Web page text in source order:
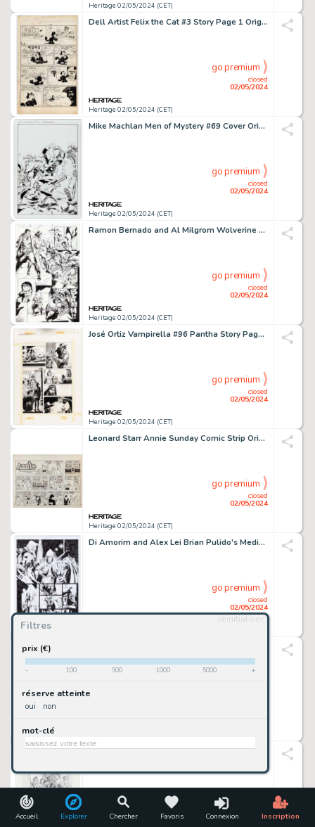
Accueil Explorer Chercher Favoris Connexion Inscription
Filtres
réinitialiser
prix (€)
- 100 500 1000 5000 +
réserve atteinte
oui non
mot-clé
Heritage 02/05/2024 (CET)
Dell Artist Felix the Cat #3 Story Page 1 Original Art (Dell, 1948).
Heritage 02/05/2024 (CET)
closed
02/05/2024
go premium
Mike Machlan Men of Mystery #69 Cover Original Art (AC, 2007).
Heritage 02/05/2024 (CET)
closed
02/05/2024
go premium
Ramon Bernado and Al Milgrom Wolverine #98 Story Page 16 Original Art (Marvel, 1996).
Heritage 02/05/2024 (CET)
closed
02/05/2024
go premium
José Ortiz Vampirella #96 Pantha Story Page 4 Original Art (Warren, 1981).
Heritage 02/05/2024 (CET)
closed
02/05/2024
go premium
Leonard Starr Annie Sunday Comic Strip Original Art dated 1-6 (Chicago Tribune, c. 1980s).
Heritage 02/05/2024 (CET)
closed
02/05/2024
go premium
Di Amorim and Alex Lei Brian Pulido's Medieval Lady Death #4 Story Pages 7-13 Original Art (Avatar Press, 2005). (Total: 6 Original Art)
closed
02/05/2024
go premium
02/05/2024
go premium